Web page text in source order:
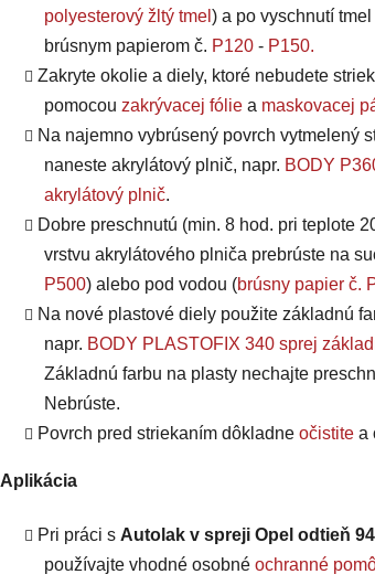
polyesterový žltý tmel ) a po vyschnutí tmel
brúsnym papierom č. P120 - P150.
Zakryte okolie a diely, ktoré nebudete
pomocou zakrývacej fólie a maskovacej
Na najemno vybrúsený povrch vytmelený
naneste akrylátový plnič, napr. BODY
akrylátový plnič.
Dobre preschnutú (min. 8 hod. pri teplote
vrstvu akrylátového plniča prebrúste na
P500) alebo pod vodou (brúsny papier č.
Na nové plastové diely použite základnú
napr. BODY PLASTOFIX 340 sprej
Základnú farbu na plasty nechajte
Nebrúste.
Povrch pred striekaním dôkladne očistite a
Aplikácia
Pri práci s Autolak v spreji Opel odtieň
používajte vhodné osobné ochranné